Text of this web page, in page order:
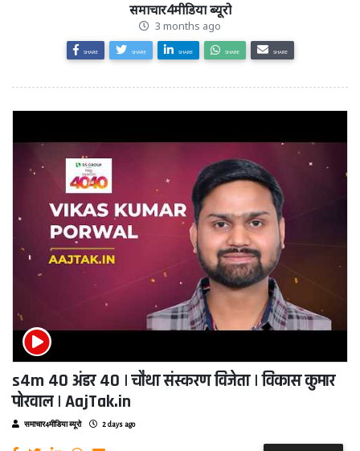
समाचार4मीडिया ब्यूरो
3 months ago
SHARE SHARE SHARE SHARE SHARE
s4m 40 अंडर 40 | चौथा संस्करण विजेता | विकास कुमार
पोरवाल | AajTak.in
समाचार4मीडिया ब्यूरो 2 days ago